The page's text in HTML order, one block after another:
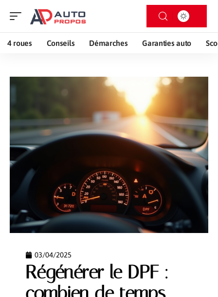
4 roues Conseils Démarches Garanties auto
03/04/2025
Régénérer le DPF :